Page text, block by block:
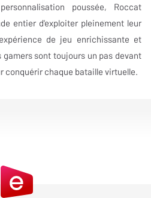
poussée, Roccat
entier d'exploiter pleinement leur
de jeu enrichissante et
sont toujours un pas devant
conquérir chaque bataille virtuelle.